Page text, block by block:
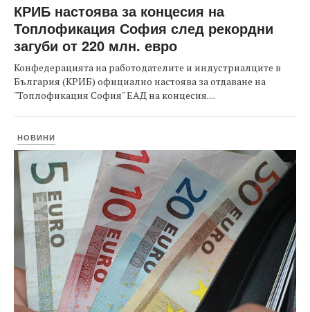
КРИБ настоява за концесия на
Топлофикация София след рекордни
загуби от 220 млн. евро
Конфедерацията на работодателите и индустриалците в
България (КРИБ) официално настоява за отдаване на
"Топлофикация София" ЕАД на концесия....
НОВИНИ